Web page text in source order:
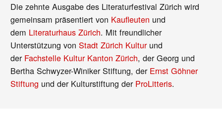
Die zehnte Ausgabe des Literaturfestival Zürich wird
gemeinsam präsentiert von Kaufleuten und
dem Literaturhaus Zürich. Mit freundlicher
Unterstützung vonStadt Zürich Kulturund
der Fachstelle Kultur Kanton Zürich, der Georg und
Bertha Schwyzer-Winiker Stiftung, der Ernst Göhner
Stiftung und der Kulturstiftung der ProLitteris.